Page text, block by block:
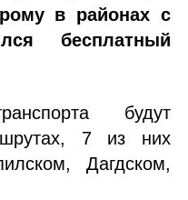
в районах с
бесплатный
будут
7 из них
Дагдском,